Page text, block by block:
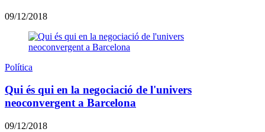
09/12/2018
Política
Qui és qui en la negociació de l'univers
neoconvergent a Barcelona
09/12/2018